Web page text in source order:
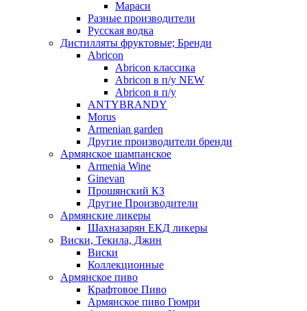
Мараси
Разные производители
Русская водка
Дистилляты фруктовые; Бренди
Abricon
Abricon классика
Abricon в п/у NEW
Abricon в п/у
ANTYBRANDY
Morus
Armenian garden
Другие производители бренди
Армянское шампанское
Armenia Wine
Ginevan
Прошянский КЗ
Другие Производители
Армянские ликеры
Шахназарян ЕКД ликеры
Виски, Текила, Джин
Виски
Коллекционные
Армянское пиво
Крафтовое Пиво
Армянское пиво Гюмри